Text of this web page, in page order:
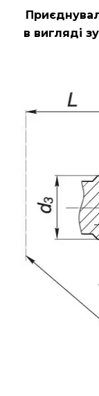
в вигляді